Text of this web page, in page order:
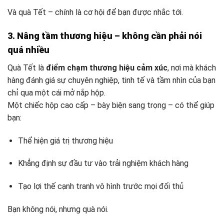
Và quà Tết – chính là cơ hội để bạn được nhắc tới.
3. Nâng tầm thương hiệu – không cần phải nói
quá nhiều
Quà Tết là điểm chạm thương hiệu cảm xúc, nơi mà khách
hàng đánh giá sự chuyên nghiệp, tinh tế và tầm nhìn của bạn
chỉ qua một cái mở nắp hộp.
Một chiếc hộp cao cấp – bày biện sang trọng – có thể giúp
bạn:
Thể hiện giá trị thương hiệu
Khẳng định sự đầu tư vào trải nghiệm khách hàng
Tạo lợi thế cạnh tranh vô hình trước mọi đối thủ
Bạn không nói, nhưng quà nói.